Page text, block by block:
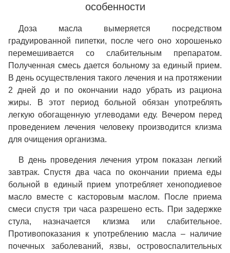
особенности
Доза масла вымеряется посредством
градуированной пипетки, после чего оно хорошенько
перемешивается со слабительным препаратом.
Полученная смесь дается больному за единый прием.
В день осуществления такого лечения и на протяжении
2 дней до и по окончании надо убрать из рациона
жиры. В этот период больной обязан употреблять
легкую обогащенную углеводами еду. Вечером перед
проведением лечения человеку производится клизма
для очищения организма.
В день проведения лечения утром показан легкий
завтрак. Спустя два часа по окончании приема еды
больной в единый прием употребляет хеноподиевое
масло вместе с касторовым маслом. После приема
смеси спустя три часа разрешено есть. При задержке
стула, назначается клизма или слабительное.
Противопоказания к употреблению масла – наличие
почечных заболеваний, язвы, островоспалительных